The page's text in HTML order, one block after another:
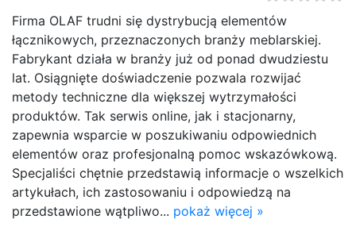
Firma OLAF trudni się dystrybucją elementów
łącznikowych, przeznaczonych branży meblarskiej.
Fabrykant działa w branży już od ponad dwudziestu
lat. Osiągnięte doświadczenie pozwala rozwijać
metody techniczne dla większej wytrzymałości
produktów. Tak serwis online, jak i stacjonarny,
zapewnia wsparcie w poszukiwaniu odpowiednich
elementów oraz profesjonalną pomoc wskazówkową.
Specjaliści chętnie przedstawią informacje o wszelkich
artykułach, ich zastosowaniu i odpowiedzą na
przedstawione wątpliwo... pokaż więcej »